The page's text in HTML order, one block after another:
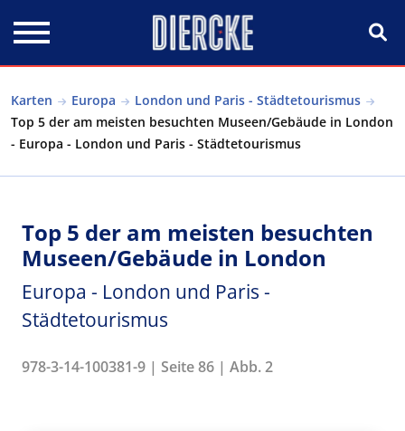
Karten Europa
London und Paris - Städtetourismus
Top 5 der am meisten besuchten Museen/Gebäude in London
- Europa - London und Paris - Städtetourismus
Top 5 der am meisten besuchten
Museen/Gebäude in London
Europa - London und Paris -
Städtetourismus
978-3-14-100381-9 | Seite 86 | Abb. 2